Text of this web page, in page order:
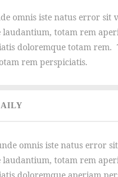
omnis iste natus error sit
totam rem
doloremque totam rem.
rem perspiciatis.
omnis iste natus error
totam rem